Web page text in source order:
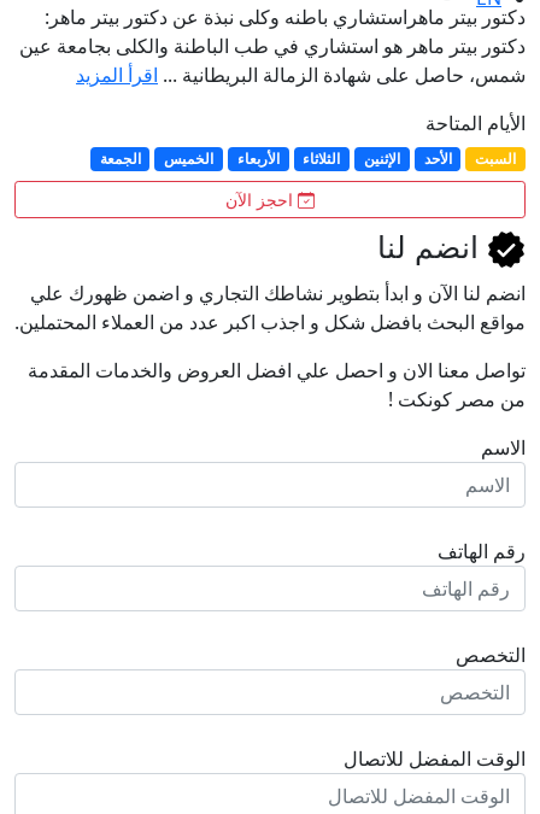
دكتور بيتر ماهراستشاري باطنه وكلى نبذة عن دكتور بيتر ماهر:
دكتور بيتر ماهر هو استشاري في طب الباطنة والكلى بجامعة عين
شمس، حاصل على شهادة الزمالة البريطانية ... اقرأ المزيد
الأيام المتاحة
السبت الأحد الإثنين الثلاثاء الأربعاء الخميس الجمعة
احجز الآن
انضم لنا
انضم لنا اﻵن و ابدأ بتطوير نشاطك التجاري و اضمن ظهورك علي
مواقع البحث بافضل شكل و اجذب اكبر عدد من العملاء المحتملين.
تواصل معنا الان و احصل علي افضل العروض والخدمات المقدمة
من مصر كونكت !
الاسم
رقم الهاتف
التخصص
الوقت المفضل للاتصال